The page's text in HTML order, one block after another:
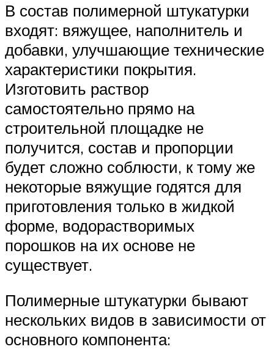
В состав полимерной штукатурки
входят: вяжущее, наполнитель и
добавки, улучшающие технические
характеристики покрытия.
Изготовить раствор
самостоятельно прямо на
строительной площадке не
получится, состав и пропорции
будет сложно соблюсти, к тому же
некоторые вяжущие годятся для
приготовления только в жидкой
форме, водорастворимых
порошков на их основе не
существует.
Полимерные штукатурки бывают
нескольких видов в зависимости от
основного компонента: